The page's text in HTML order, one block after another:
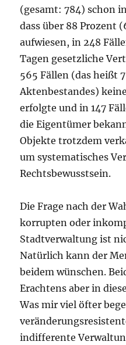
(gesamt: 784) schon
dass über 88 Prozent
aufwiesen, in 248
Tagen gesetzliche
565 Fällen (das heißt
Aktenbestandes)
erfolgte und in 147
die Eigentümer
Objekte trotzdem
um systematisches
Rechtsbewusstsein.
Die Frage nach der
korrupten oder
Stadtverwaltung ist
Natürlich kann der
beidem wünschen.
Erachtens aber in
Was mir viel öfter
indifferente